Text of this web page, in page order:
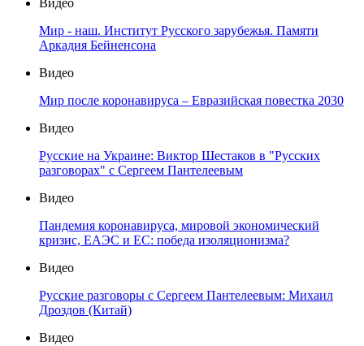
Видео
Мир - наш. Институт Русского зарубежья. Памяти
Аркадия Бейненсона
Видео
Мир после коронавируса – Евразийская повестка 2030
Видео
Русские на Украине: Виктор Шестаков в "Русских
разговорах" с Сергеем Пантелеевым
Видео
Пандемия коронавируса, мировой экономический
кризис, ЕАЭС и ЕС: победа изоляционизма?
Видео
Русские разговоры с Сергеем Пантелеевым: Михаил
Дроздов (Китай)
Видео